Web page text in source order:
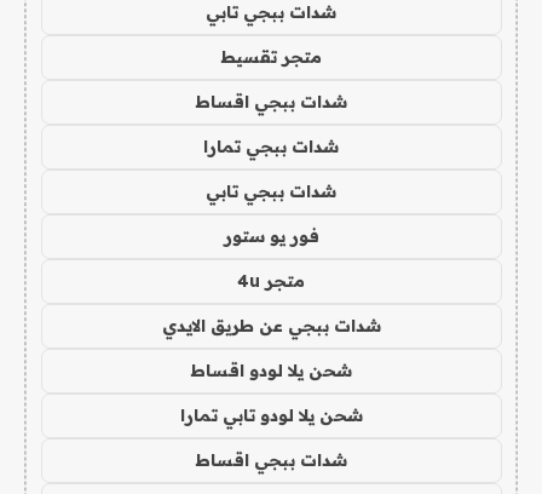
شدات ببجي تابي
متجر تقسيط
شدات ببجي اقساط
شدات ببجي تمارا
شدات ببجي تابي
فور يو ستور
متجر 4u
شدات ببجي عن طريق الايدي
شحن يلا لودو اقساط
شحن يلا لودو تابي تمارا
شدات ببجي اقساط